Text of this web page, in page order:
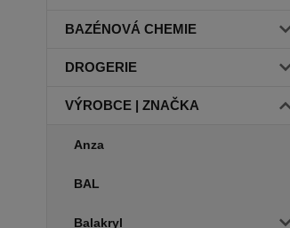
BAZÉNOVÁ CHEMIE
DROGERIE
VÝROBCE | ZNAČKA
Anza
BAL
Balakryl